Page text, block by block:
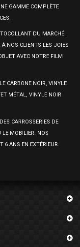
GAMME COMPLÈTE
DU MARCHÉ.
NOS CLIENTS LES JOIES
AVEC NOTRE FILM
CARBONE NOIR, VINYLE
MÉTAL, VINYLE NOIR
CARROSSERIES DE
MOBILIER. NOS
6 ANS EN EXTÉRIEUR.